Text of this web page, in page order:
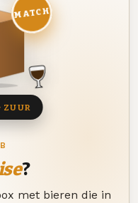
?
met bieren die in
MATCH
ZUUR